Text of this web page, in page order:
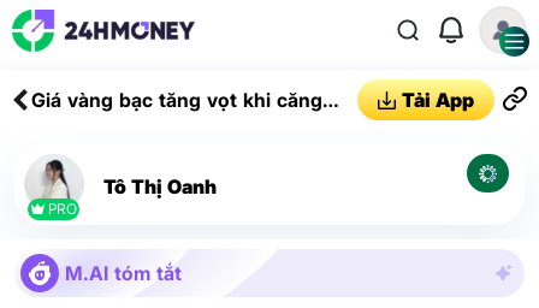
Giá vàng bạc tăng vọt khi căng
Tải App
PRO
Tô Thị Oanh
M.AI tóm tắt